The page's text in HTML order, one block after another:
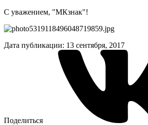
С уважением, "МКзнак"!
Дата публикации: 13 сентября, 2017
Поделиться